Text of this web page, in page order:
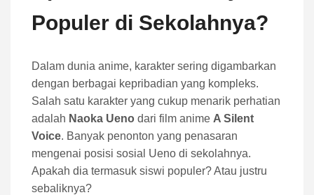
Populer di Sekolahnya?
Dalam dunia anime, karakter sering digambarkan
dengan berbagai kepribadian yang kompleks.
Salah satu karakter yang cukup menarik perhatian
adalah Naoka Ueno dari film anime A Silent
Voice. Banyak penonton yang penasaran
mengenai posisi sosial Ueno di sekolahnya.
Apakah dia termasuk siswi populer? Atau justru
sebaliknya?